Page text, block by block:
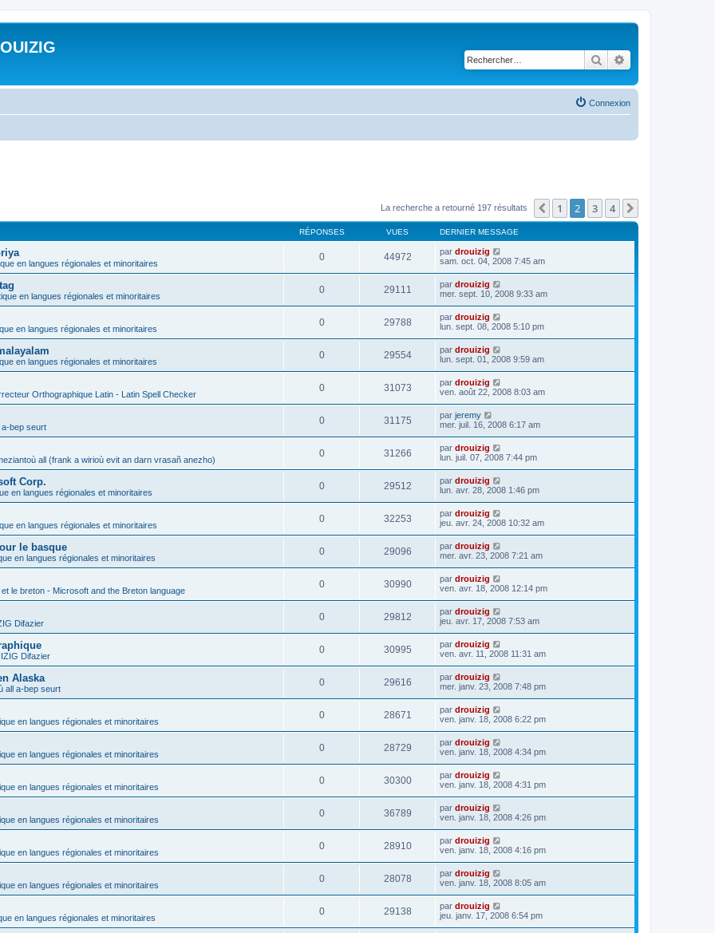
Rechercher
Connexion
La recherche a retourné 197 résultats Précédent
1 2 3 4
RÉPONSES VUES DERNIER MESSAGE
en langues régionales et minoritaires
0 44972 par drouizig
sam. oct. 04, 2008 7:45 am
en langues régionales et minoritaires
0 29111 par drouizig
mer. sept. 10, 2008 9:33 am
en langues régionales et minoritaires
0 29788 par drouizig
lun. sept. 08, 2008 5:10 pm
en langues régionales et minoritaires
0 29554 par drouizig
lun. sept. 01, 2008 9:59 am
Orthographique Latin - Latin Spell Checker
0 31073 par drouizig
ven. août 22, 2008 8:03 am
bep seurt
0 31175 par jeremy
mer. juil. 16, 2008 6:17 am
all (frank a wirioù evit an darn vrasañ anezho)
0 31266 par drouizig
lun. juil. 07, 2008 7:44 pm
Corp.
en langues régionales et minoritaires
0 29512 par drouizig
lun. avr. 28, 2008 1:46 pm
en langues régionales et minoritaires
0 32253 par drouizig
jeu. avr. 24, 2008 10:32 am
le basque
en langues régionales et minoritaires
0 29096 par drouizig
mer. avr. 23, 2008 7:21 am
le breton - Microsoft and the Breton language
0 30990 par drouizig
ven. avr. 18, 2008 12:14 pm
Difazier
0 29812 par drouizig
jeu. avr. 17, 2008 7:53 am
Difazier
0 30995 par drouizig
ven. avr. 11, 2008 11:31 am
Alaska
all a-bep seurt
0 29616 par drouizig
mer. janv. 23, 2008 7:48 pm
en langues régionales et minoritaires
0 28671 par drouizig
ven. janv. 18, 2008 6:22 pm
en langues régionales et minoritaires
0 28729 par drouizig
ven. janv. 18, 2008 4:34 pm
en langues régionales et minoritaires
0 30300 par drouizig
ven. janv. 18, 2008 4:31 pm
en langues régionales et minoritaires
0 36789 par drouizig
ven. janv. 18, 2008 4:26 pm
en langues régionales et minoritaires
0 28910 par drouizig
ven. janv. 18, 2008 4:16 pm
en langues régionales et minoritaires
0 28078 par drouizig
ven. janv. 18, 2008 8:05 am
en langues régionales et minoritaires
0 29138 par drouizig
jeu. janv. 17, 2008 6:54 pm